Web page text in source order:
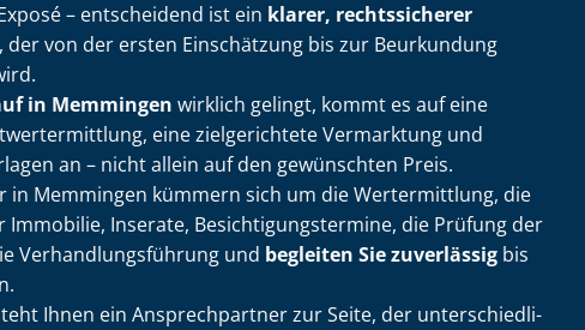
– entscheidend ist ein klarer, rechtssicherer
, der von der ersten Einschätzung bis zur Beurkundung
in Memmingen wirklich gelingt, kommt es auf eine
eine zielgerichtete Vermarktung und
an – nicht allein auf den gewünschten Preis.
in Memmingen kümmern sich um die Wertermittlung, die
Immobilie, Inserate, Be­sich­ti­gungs­ter­mi­ne, die Prüfung der
Ver­hand­lungs­füh­rung und begleiten Sie zuverlässig bis
Ihnen ein Ansprechpartner zur Seite, der un­ter­schied­li­